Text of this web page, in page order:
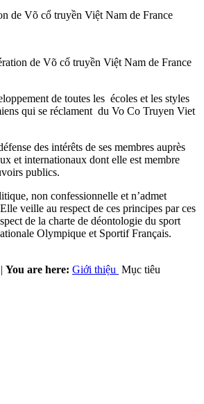
de Võ cổ truyền Việt Nam de France
de toutes les écoles et les styles
qui se réclament du Vo Co Truyen Viet
des intérêts de ses membres auprès
et internationaux dont elle est membre
publics.
non confessionnelle et n’admet
veille au respect de ces principes par ces
de la charte de déontologie du sport
Olympique et Sportif Français.
| You are here: Giới thiệu Mục tiêu